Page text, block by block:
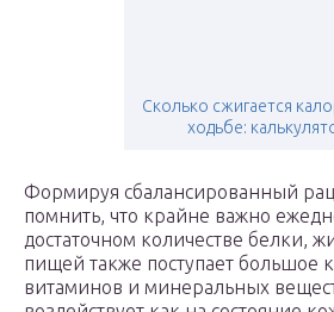
Сколько сжигается
ходьбе:
Формируя сбалансированный
помнить, что крайне важно
достаточном количестве белки,
пищей также поступает большое
витаминов и минеральных